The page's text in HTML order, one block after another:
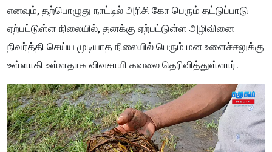
எனவும், தற்பொழுது நாட்டில் அரிசி கோ பெரும் தட்டுப்பாடு
ஏற்பட்டுள்ள நிலையில், தனக்கு ஏற்பட்டுள்ள அழிவினை
நிவர்த்தி செய்ய முடியாத நிலையில் பெரும் மன உளைச்சலுக்கு
உள்ளாகி உள்ளதாக விவசாயி கவலை தெரிவித்துள்ளார்.